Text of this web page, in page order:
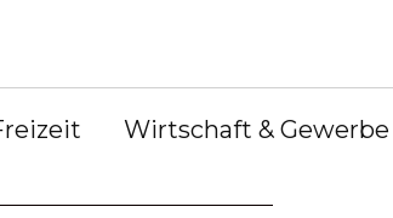
Wirtschaft & Gewerbe